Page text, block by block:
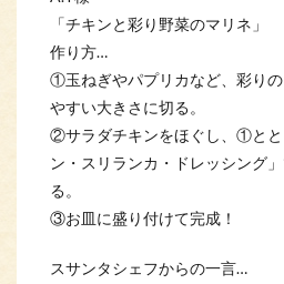
「チキンと彩り野菜のマリネ」
作り方…
①玉ねぎやパプリカなど、彩り
やすい大きさに切る。
②サラダチキンをほぐし、①とと
ン・スリランカ・ドレッシング
る。
③お皿に盛り付けて完成！
スサンタシェフからの一言…